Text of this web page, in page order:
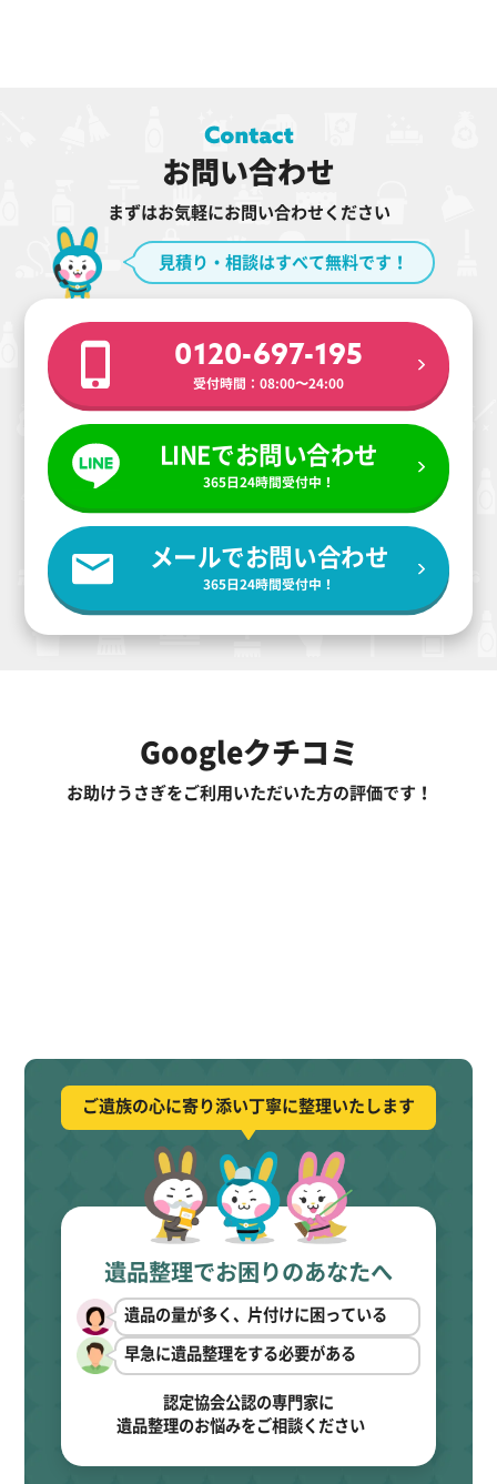
お問い合わせ
まずはお気軽にお問い合わせください
見積り・相談はすべて無料です！
0120-697-195
受付時間：08:00〜24:00
LINEでお問い合わせ
365日24時間受付中！
メールでお問い合わせ
365日24時間受付中！
Googleクチコミ
お助けうさぎをご利用いただいた方の評価です！
ご遺族の心に寄り添い丁寧に整理いたします
遺品整理でお困りのあなたへ
遺品の量が多く、片付けに困っている
早急に遺品整理をする必要がある
認定協会公認の専門家に
遺品整理のお悩みをご相談ください